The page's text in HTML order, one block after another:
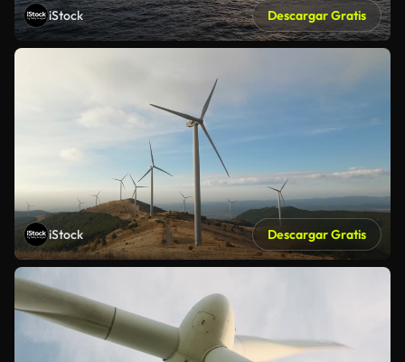
iStock Descargar Gratis
iStock Descargar Gratis